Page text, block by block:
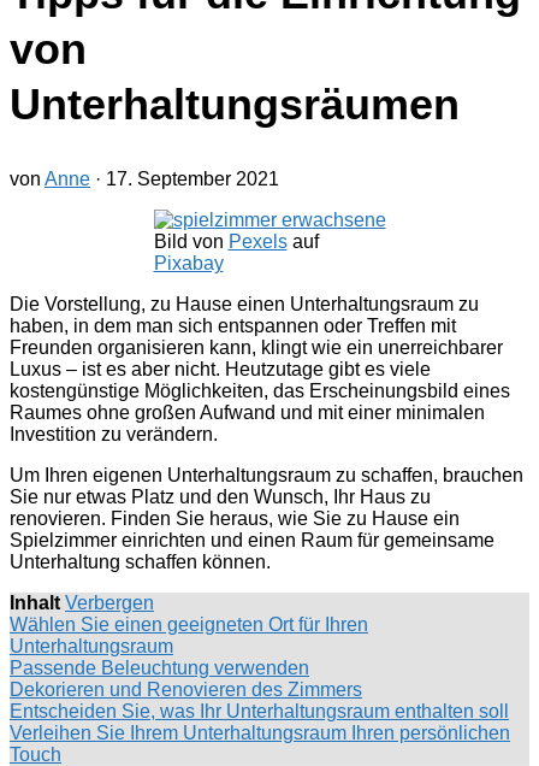
von
Unterhaltungsräumen
von Anne · 17. September 2021
Bild von Pexelsauf
Pixabay
Die Vorstellung, zu Hause einen Unterhaltungsraum zu
haben, in dem man sich entspannen oder Treffen mit
Freunden organisieren kann, klingt wie ein unerreichbarer
Luxus – ist es aber nicht. Heutzutage gibt es viele
kostengünstige Möglichkeiten, das Erscheinungsbild eines
Raumes ohne großen Aufwand und mit einer minimalen
Investition zu verändern.
Um Ihren eigenen Unterhaltungsraum zu schaffen, brauchen
Sie nur etwas Platz und den Wunsch, Ihr Haus zu
renovieren. Finden Sie heraus, wie Sie zu Hause ein
Spielzimmer einrichten und einen Raum für gemeinsame
Unterhaltung schaffen können.
Inhalt Verbergen
Wählen Sie einen geeigneten Ort für Ihren
Unterhaltungsraum
Passende Beleuchtung verwenden
Dekorieren und Renovieren des Zimmers
Entscheiden Sie, was Ihr Unterhaltungsraum enthalten soll
Verleihen Sie Ihrem Unterhaltungsraum Ihren persönlichen
Touch